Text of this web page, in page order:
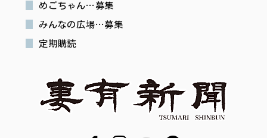
めごちゃん…募集
みんなの広場…募集
定期購読